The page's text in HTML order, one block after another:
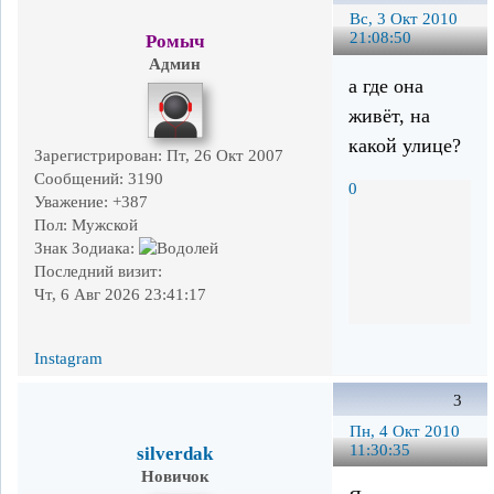
Вс, 3 Окт 2010
21:08:50
Ромыч
Админ
Зарегистрирован: Пт, 26 Окт 2007
Сообщений: 3190
Уважение: +387
Пол: Мужской
Знак Зодиака:
Последний визит:
Чт, 6 Авг 2026 23:41:17
а где она
живёт, на
какой улице?
0
Instagram
3
Пн, 4 Окт 2010
11:30:35
silverdak
Новичок